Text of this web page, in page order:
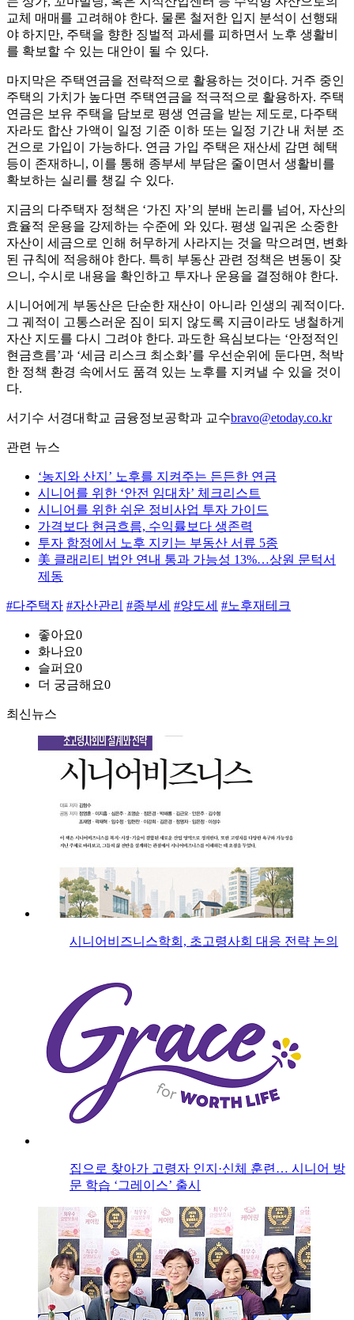
교체 매매를 고려해야 한다. 물론 철저한 입지 분석이 선행돼
야 하지만, 주택을 향한 징벌적 과세를 피하면서 노후 생활비
를 확보할 수 있는 대안이 될 수 있다.
마지막은 주택연금을 전략적으로 활용하는 것이다. 거주 중인
주택의 가치가 높다면 주택연금을 적극적으로 활용하자. 주택
연금은 보유 주택을 담보로 평생 연금을 받는 제도로, 다주택
자라도 합산 가액이 일정 기준 이하 또는 일정 기간 내 처분 조
건으로 가입이 가능하다. 연금 가입 주택은 재산세 감면 혜택
등이 존재하니, 이를 통해 종부세 부담은 줄이면서 생활비를
확보하는 실리를 챙길 수 있다.
지금의 다주택자 정책은 ‘가진 자’의 분배 논리를 넘어, 자산의
효율적 운용을 강제하는 수준에 와 있다. 평생 일궈온 소중한
자산이 세금으로 인해 허무하게 사라지는 것을 막으려면, 변화
된 규칙에 적응해야 한다. 특히 부동산 관련 정책은 변동이 잦
으니, 수시로 내용을 확인하고 투자나 운용을 결정해야 한다.
시니어에게 부동산은 단순한 재산이 아니라 인생의 궤적이다.
그 궤적이 고통스러운 짐이 되지 않도록 지금이라도 냉철하게
자산 지도를 다시 그려야 한다. 과도한 욕심보다는 ‘안정적인
현금흐름’과 ‘세금 리스크 최소화’를 우선순위에 둔다면, 척박
한 정책 환경 속에서도 품격 있는 노후를 지켜낼 수 있을 것이
다.
서기수 서경대학교 금융정보공학과 교수bravo@etoday.co.kr
관련 뉴스
‘농지와 산지’ 노후를 지켜주는 든든한 연금
시니어를 위한 ‘안전 임대차’ 체크리스트
시니어를 위한 쉬운 정비사업 투자 가이드
가격보다 현금흐름, 수익률보다 생존력
투자 함정에서 노후 지키는 부동산 서류 5종
美 클래리티 법안 연내 통과 가능성 13%…상원 문턱서
제동
#다주택자 #자산관리 #종부세 #양도세 #노후재테크
좋아요0
화나요0
슬퍼요0
더 궁금해요0
최신뉴스
시니어비즈니스학회, 초고령사회 대응 전략 논의
집으로 찾아가 고령자 인지·신체 훈련… 시니어 방
문 학습 ‘그레이스’ 출시